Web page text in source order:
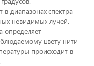
диапазонах спектра
невидимых лучей.
определяет
цвету нити
происходит в